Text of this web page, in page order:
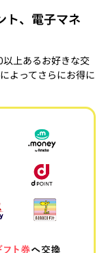
ト、電子マネ
上あるお好きな交
よってさらにお得に